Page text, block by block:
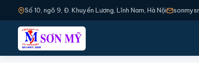
Số 10, ngõ 9, Đ. Khuyến Lương, Lĩnh Nam, Hà Nội